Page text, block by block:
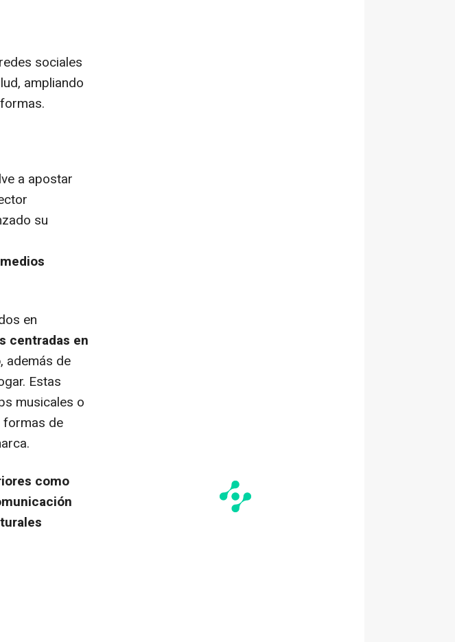
sociales
ampliando
a apostar
su
en
centradas en
, además de
Estas
musicales o
formas de
como